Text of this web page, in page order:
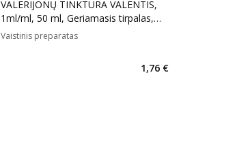
VALERIJONŲ TINKTŪRA VALENTIS,
1ml/ml, 50 ml, Geriamasis tirpalas,
N1
Vaistinis preparatas
1,76 €